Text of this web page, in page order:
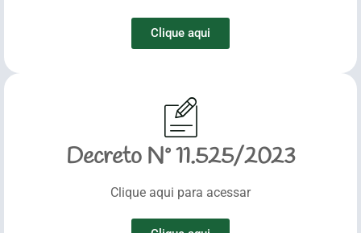
Clique aqui
Decreto Nº 11.525/2023
Clique aqui para acessar